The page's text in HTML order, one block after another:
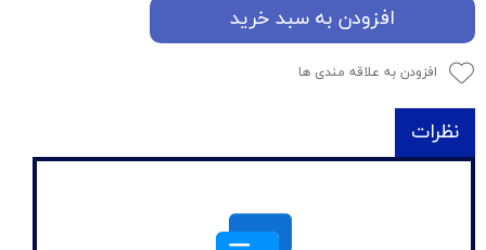
افزودن به سبد خرید
افزودن به علاقه مندی ها
نظرات